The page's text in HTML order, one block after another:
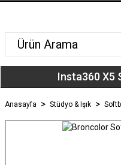
Insta360 X5
Anasayfa Stüdyo & Işık